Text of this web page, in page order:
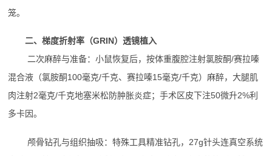
笼。
二、梯度折射率（GRIN）透镜植入
二次麻醉与准备：小鼠恢复后，按体重腹腔注射氯胺酮/赛拉嗪
混合液（氯胺酮100毫克/千克、赛拉嗪15毫克/千克）麻醉，大腿肌
肉注射2毫克/千克地塞米松防肿胀炎症；手术区皮下注50微升2%利
多卡因。
颅骨钻孔与组织抽吸：特殊工具精准钻孔，27g针头连真空系统